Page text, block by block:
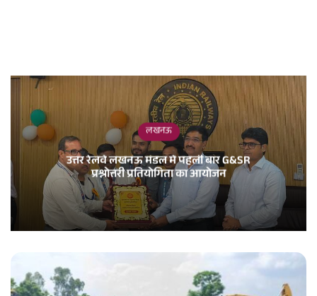
लखनऊ
उत्तर रेलवे लखनऊ मंडल में पहली बार G&SR
प्रश्नोत्तरी प्रतियोगिता का आयोजन